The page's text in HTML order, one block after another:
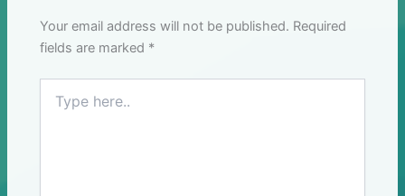
Your email address will not be published. Required
fields are marked *
here..